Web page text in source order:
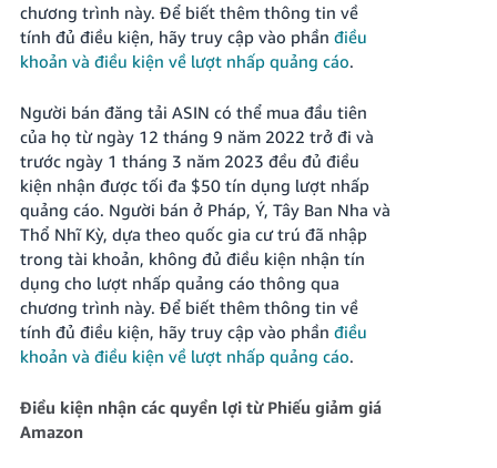
chương trình này. Để biết thêm thông tin về
tính đủ điều kiện, hãy truy cập vào phần điều
khoản và điều kiện về lượt nhấp quảng cáo.
Người bán đăng tải ASIN có thể mua đầu tiên
của họ từ ngày 12 tháng 9 năm 2022 trở đi và
trước ngày 1 tháng 3 năm 2023 đều đủ điều
kiện nhận được tối đa $50 tín dụng lượt nhấp
quảng cáo. Người bán ở Pháp, Ý, Tây Ban Nha và
Thổ Nhĩ Kỳ, dựa theo quốc gia cư trú đã nhập
trong tài khoản, không đủ điều kiện nhận tín
dụng cho lượt nhấp quảng cáo thông qua
chương trình này. Để biết thêm thông tin về
tính đủ điều kiện, hãy truy cập vào phần điều
khoản và điều kiện về lượt nhấp quảng cáo.
Điều kiện nhận các quyền lợi từ Phiếu giảm giá
Amazon